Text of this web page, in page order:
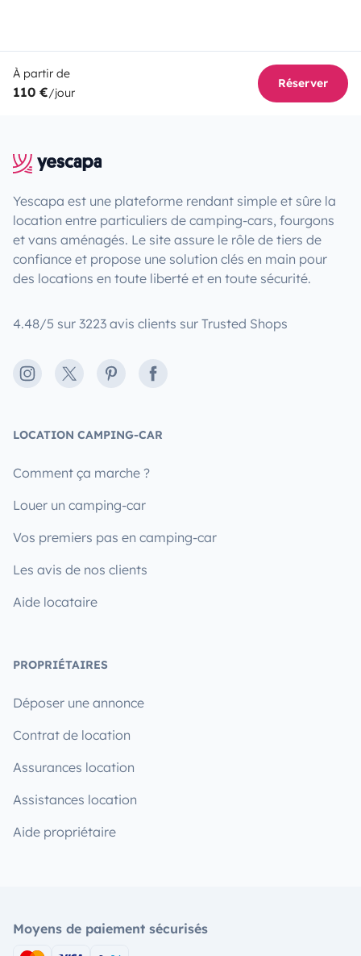
À partir de
110 €/jour
Réserver
Yescapa est une plateforme rendant simple et sûre la
location entre particuliers de camping-cars, fourgons
et vans aménagés. Le site assure le rôle de tiers de
confiance et propose une solution clés en main pour
des locations en toute liberté et en toute sécurité.
4.48/5 sur 3223 avis clients sur Trusted Shops
Instagram
X PinterestFacebook
LOCATION CAMPING-CAR
Comment ça marche ?
Louer un camping-car
Vos premiers pas en camping-car
Les avis de nos clients
Aide locataire
PROPRIÉTAIRES
Déposer une annonce
Contrat de location
Assurances location
Assistances location
Aide propriétaire
Moyens de paiement sécurisés